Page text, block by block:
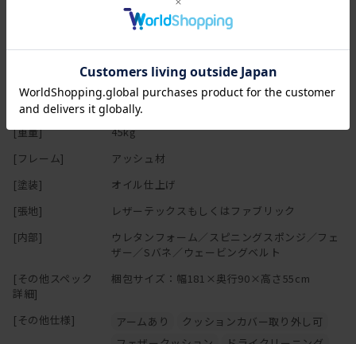
ル・消毒液・除菌液は色落ちとシミの原因となりますので使用しな
カバーリングソファの場合、カバーを外した状態の製品を直射日光
に当てないでください。変色や劣化の原因になります。
「上に立つ」「踏み台代わり」、また製品の上で飛び跳ねるなど人
が座る用途以外には使用しないでください。転倒によるケガ・破
損・変形の原因となります。
床面に「傾斜」や「段差」がある場所には設置しないでください。
転倒・変形・破損の原因となりますので平らな場所に水平に設置し
てください。
製品のひじ掛けには腰掛けないでください。思わぬ事故の原因にな
ります。
床面がフローリングや畳の場合は、敷物を敷いたり、脚の底面にフ
ェルト等の緩衝材を貼ってご使用ください。床面の傷防止になりま
ソファの中央についている脚は、人が座った時に床に接地する構造
で、 あくまで荷重がかかった時の補強用のものでございますので、
購入時期が異なる場合や、ご購入いただいた商品の製造時期によっ
43cm
[アーム高さ(AH)]
55cm
16cm
[特記事項]
75cm ※最低搬入間口
[重量]
45kg
[フレーム]
アッシュ材
[塗装]
オイル仕上げ
[張地]
レザーテックスもしくはファブリック
[内部]
ウレタンフォーム／スピニングスポンジ／フェ
ザー／Sバネ／ウェービングベルト
[その他スペック
詳細]
梱包サイズ：幅181×奥行90×高さ55cm
[その他仕様] アームあり
クッションカバー取り外し可